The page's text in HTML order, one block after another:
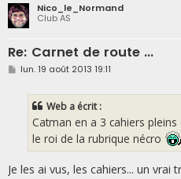
Nico_le_Normand
Club AS
Re: Carnet de route ...
M
lun. 19 août 2013 19:11
Web a écrit :
Catman en a 3 cahiers
le roi de la rubrique nécro
Je les ai vus, les cahiers... un vrai